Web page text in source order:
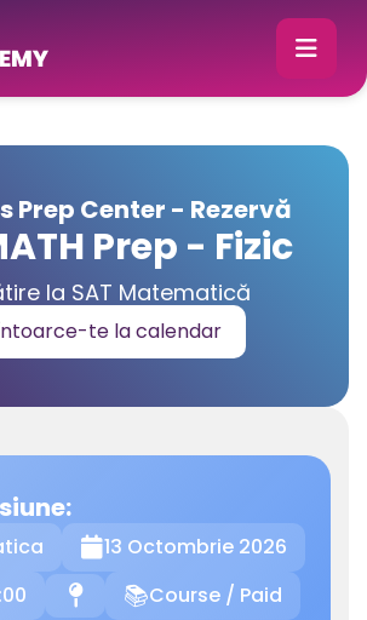
Prep Center - Rezervă
Prep - Fizic
la SAT Matematică
te la calendar
13 Octombrie 2026
📍 📚Course / Paid